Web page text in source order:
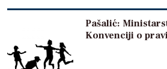
Pašalić:
Konvenciji o